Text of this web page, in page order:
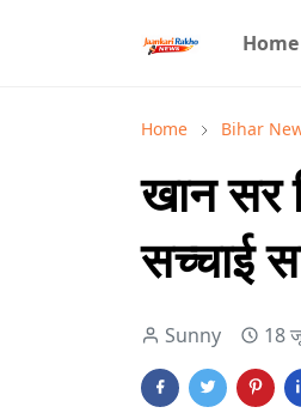
Home
Home Bihar
खान सर
सच्चाई
Sunny 18